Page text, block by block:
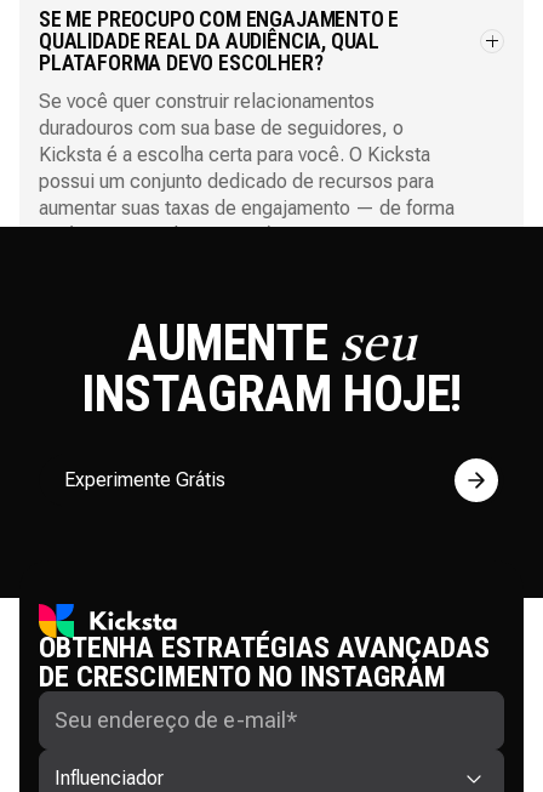
SE ME PREOCUPO COM ENGAJAMENTO E
QUALIDADE REAL DA AUDIÊNCIA, QUAL
PLATAFORMA DEVO ESCOLHER?
Se você quer construir relacionamentos
duradouros com sua base de seguidores, o
Kicksta é a escolha certa para você. O Kicksta
possui um conjunto dedicado de recursos para
aumentar suas taxas de engajamento — de forma
orgânica e no piloto automático.
AUMENTE seu
INSTAGRAM HOJE!
Experimente Grátis
OBTENHA ESTRATÉGIAS AVANÇADAS
DE CRESCIMENTO NO INSTAGRAM
Influenciador